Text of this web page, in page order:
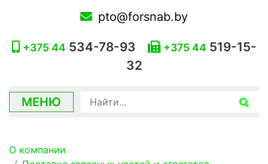
pto@forsnab.by
+375 44 534-78-93 +375 44 519-15-
32
МЕНЮ
О компании